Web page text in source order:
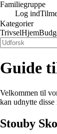
Familiegruppe
Log ind
Kategorier
TrivselHjem
Guide
Velkommen til
kan udnytte
Stouby